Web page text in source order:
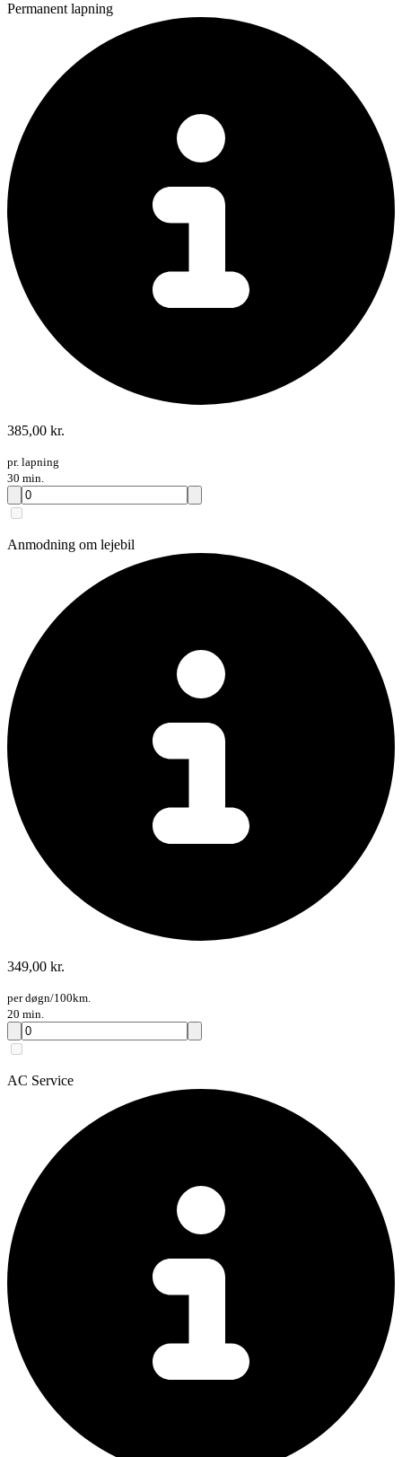
Permanent lapning
385,00 kr.
pr. lapning
30 min.
Anmodning om lejebil
349,00 kr.
per døgn/100km.
20 min.
AC Service